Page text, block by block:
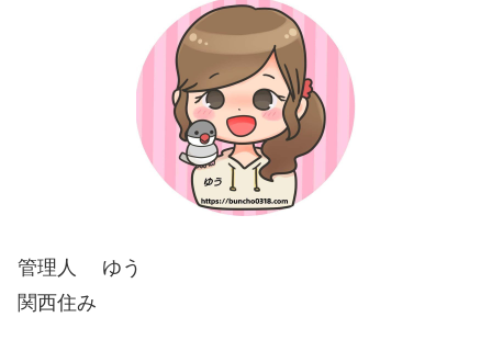
管理人 ゆう
関西住み